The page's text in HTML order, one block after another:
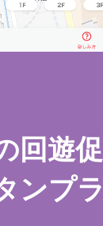
回遊促
ンプ